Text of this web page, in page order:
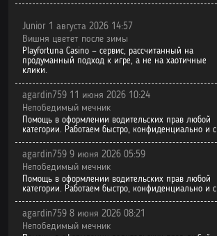
Junior 1 августа 2026 14:57
Вишня цветет после зимы
Playfortuna Casino — сервис, рассчитанный на
продуманный подход к игре, а не на хаотичные
клики.
agardin759 11 июня 2026 10:24
Непобедимый мечник
Помощь в оформлении водительских прав любой
категории. Работаем быстро, конфиденциально и с
agardin759 9 июня 2026 05:59
Непобедимый мечник
Помощь в оформлении водительских прав любой
категории. Работаем быстро, конфиденциально и с
agardin759 8 июня 2026 08:21
Непобедимый мечник